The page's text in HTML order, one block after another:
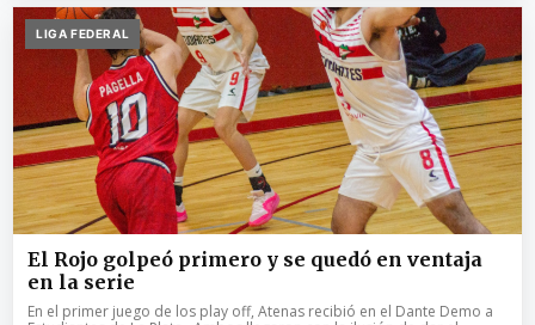
LIGA FEDERAL
El Rojo golpeó primero y se quedó en ventaja
en la serie
En el primer juego de los play off, Atenas recibió en el Dante Demo a